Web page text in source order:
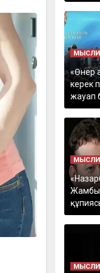
МЫСЛИ
«Өнер
керек
жауап
МЫСЛИ
МЫСЛИ